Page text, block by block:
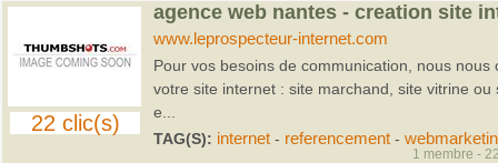
22 clic(s)
agence web nantes - creation site
www.leprospecteur-internet.com
Pour vos besoins de communication, nous
votre site internet : site marchand, site vitrine ou
e...
TAG(S): internet- referencement-
1 membre -